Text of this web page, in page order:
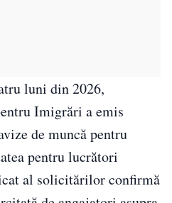
luni din 2026,
Imigrări a emis
de muncă pentru
pentru lucrători
al solicitărilor confirmă